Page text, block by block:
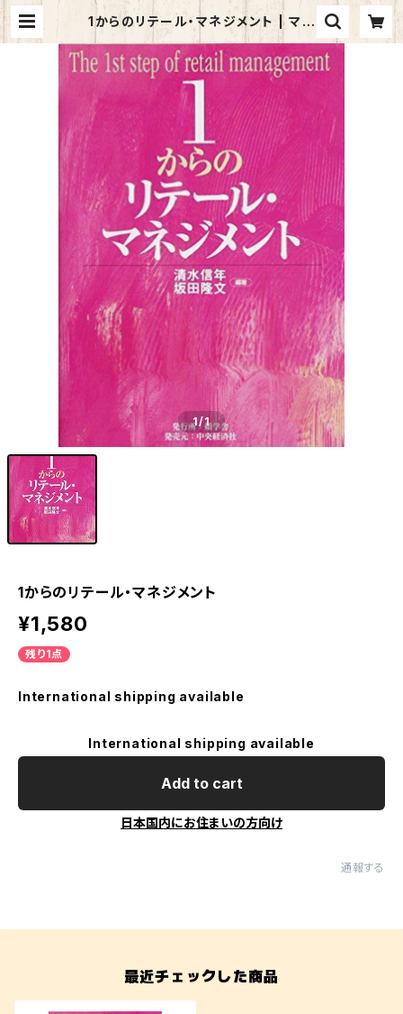
1からのリテール・マネジメント | マイ
ブックス関大前店(店頭受取オーダー
用)
1/1
1からのリテール・マネジメント
¥1,580
残り1点
International shipping available
International shipping available
Add to cart
日本国内にお住まいの方向け
通報する
最近チェックした商品